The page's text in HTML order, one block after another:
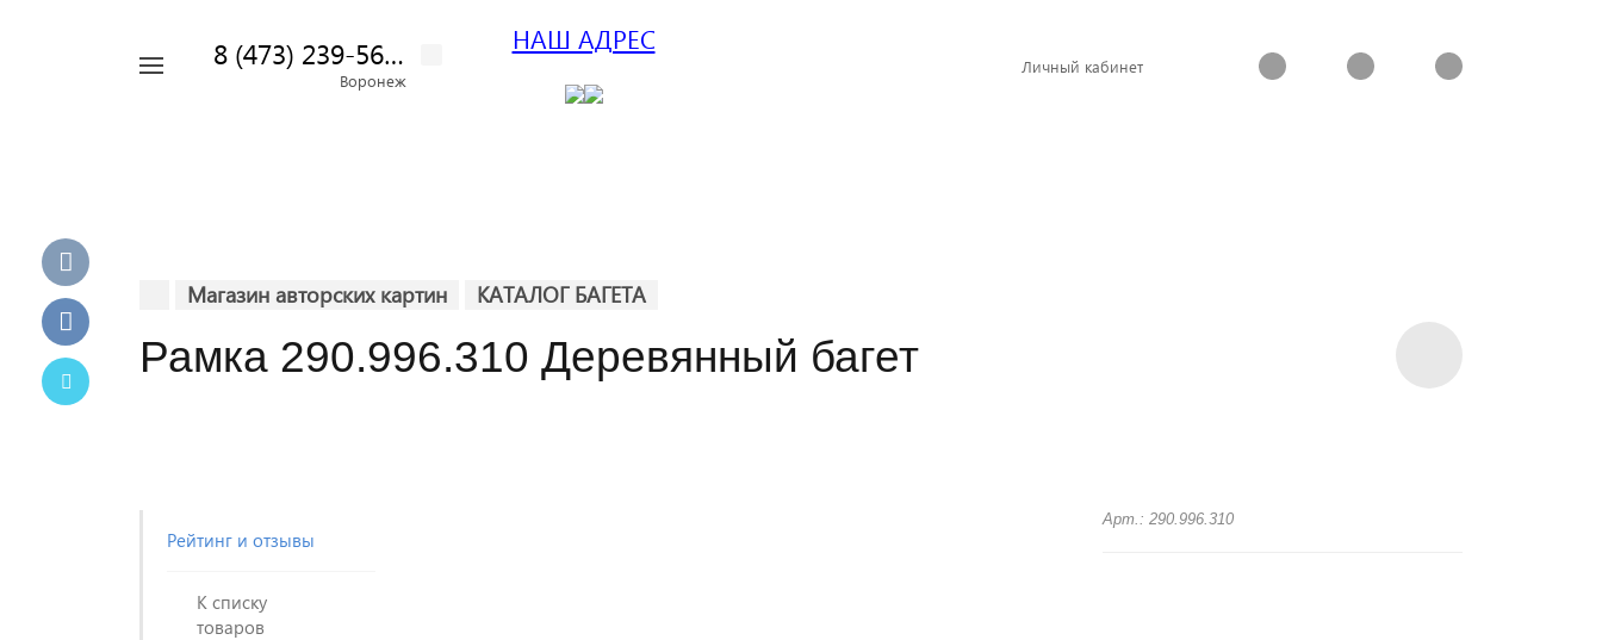
8 (473) 239-56-42
Воронеж
НАШ АДРЕС
Личный кабинет
Магазин авторских картин КАТАЛОГ БАГЕТА
Рамка 290.996.310 Деревянный багет
Рейтинг и отзывы
К списку
товаров
Арт.: 290.996.310